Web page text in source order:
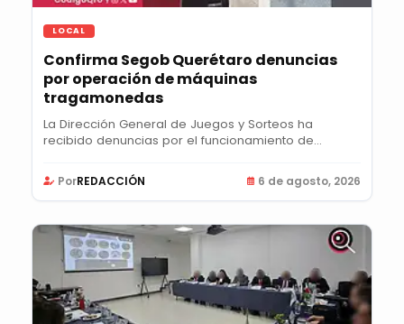
LOCAL
Confirma Segob Querétaro denuncias
por operación de máquinas
tragamonedas
La Dirección General de Juegos y Sorteos ha
recibido denuncias por el funcionamiento de
PorREDACCIÓN 6 de agosto, 2026